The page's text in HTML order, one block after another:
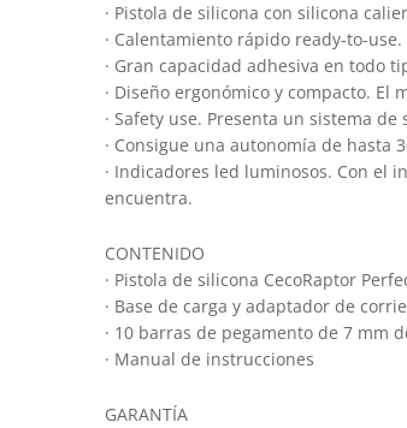
· Pistola de silicona con silicona
· Calentamiento rápido ready-to-
· Gran capacidad adhesiva en todo
· Diseño ergonómico y compacto.
· Safety use. Presenta un sistema
· Consigue una autonomía de
· Indicadores led luminosos. Con el
encuentra.
CONTENIDO
· Pistola de silicona CecoRaptor
· Base de carga y adaptador de
· 10 barras de pegamento de 7 mm
· Manual de instrucciones
GARANTÍA